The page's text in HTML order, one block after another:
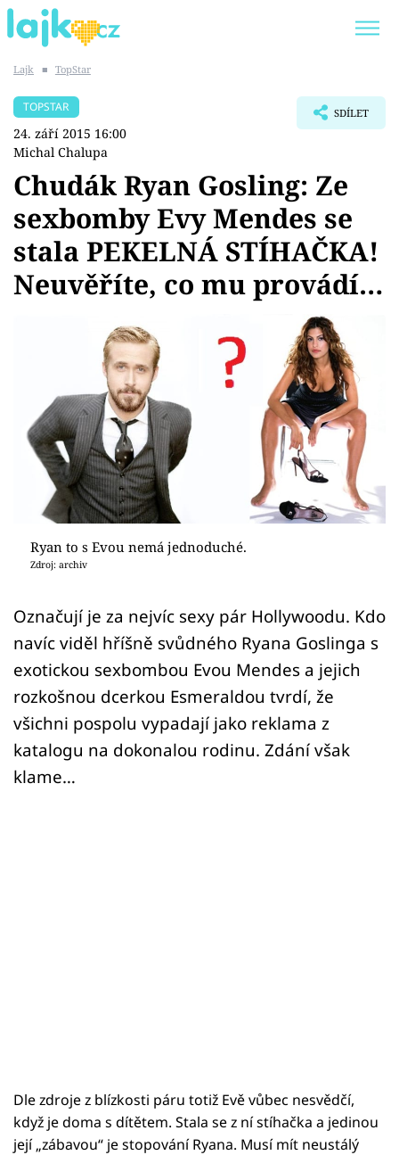
SHOPAHOLICADEL
Témata
Showbyznys
Sex a vztahy
Videa
Sledujte prima+
Přihlášení
Sledujte nás
Lajk ■ TopStar
TOPSTAR
24. září 2015 16:00
Michal Chalupa
SDÍLET
Chudák Ryan Gosling: Ze
sexbomby Evy Mendes se
stala PEKELNÁ STÍHAČKA!
Neuvěříte, co mu provádí…
Ryan to s Evou nemá jednoduché.
Zdroj: archiv
Označují je za nejvíc sexy pár Hollywoodu. Kdo
navíc viděl hříšně svůdného Ryana Goslinga s
exotickou sexbombou Evou Mendes a jejich
rozkošnou dcerkou Esmeraldou tvrdí, že
všichni pospolu vypadají jako reklama z
katalogu na dokonalou rodinu. Zdání však
klame…
Dle zdroje z blízkosti páru totiž Evě vůbec nesvědčí,
když je doma s dítětem. Stala se z ní stíhačka a jedinou
její „zábavou“ je stopování Ryana. Musí mít neustálý